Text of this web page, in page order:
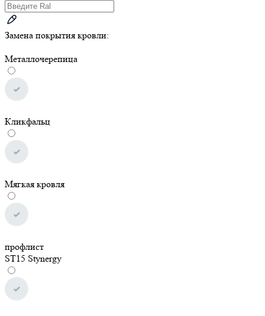
Замена покрытия кровли:
Металлочерепица
Кликфальц
Мягкая кровля
профлист
ST15 Stynergy